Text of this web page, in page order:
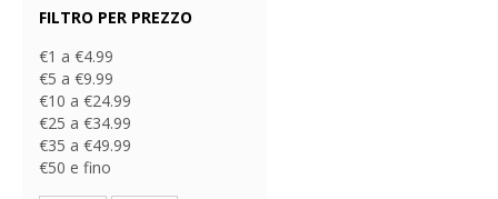
FILTRO PER PREZZO
€1 a €4.99
€5 a €9.99
€10 a €24.99
€25 a €34.99
€35 a €49.99
€50 e fino